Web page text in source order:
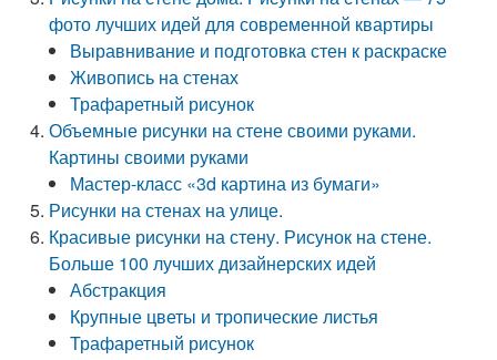
фото лучших идей для современной квартиры
Выравнивание и подготовка стен к раскраске
Живопись на стенах
Трафаретный рисунок
Объемные рисунки на стене своими руками.
Картины своими руками
Мастер-класс «3d картина из бумаги»
Рисунки на стенах на улице.
Красивые рисунки на стену. Рисунок на стене.
Больше 100 лучших дизайнерских идей
Абстракция
Крупные цветы и тропические листья
Трафаретный рисунок